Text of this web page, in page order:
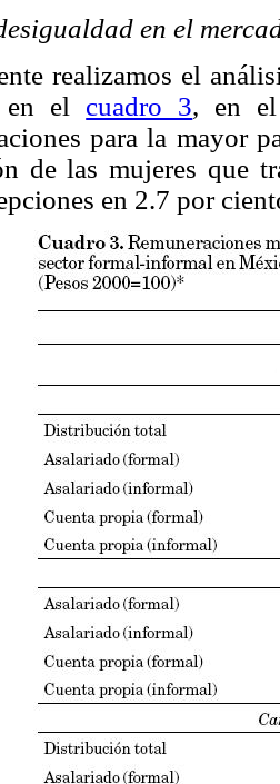
en el
realizamos el
en el cuadro 3, en el
para la mayor
de las mujeres que
en 2.7 por